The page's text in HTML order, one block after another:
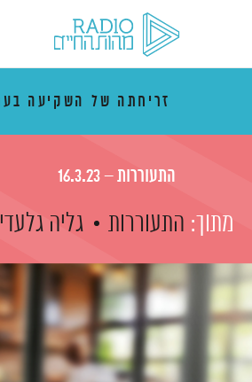
זריחתה של השקיעה
התעוררות – 16.3.23
מתוך: התעוררות גליה גלעדי